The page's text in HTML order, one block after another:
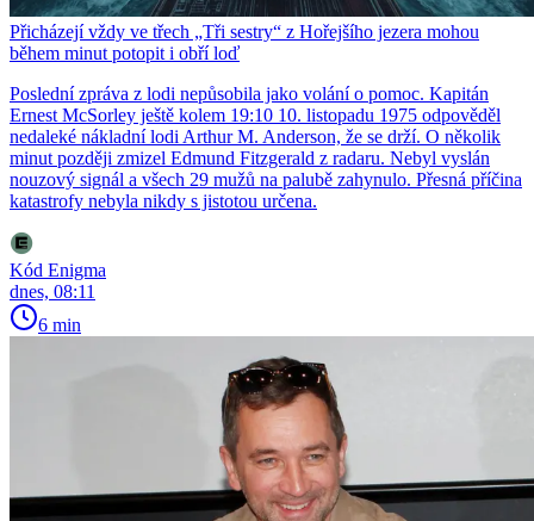
Přicházejí vždy ve třech „Tři sestry“ z Hořejšího jezera mohou
během minut potopit i obří loď
Poslední zpráva z lodi nepůsobila jako volání o pomoc. Kapitán
Ernest McSorley ještě kolem 19:10 10. listopadu 1975 odpověděl
nedaleké nákladní lodi Arthur M. Anderson, že se drží. O několik
minut později zmizel Edmund Fitzgerald z radaru. Nebyl vyslán
nouzový signál a všech 29 mužů na palubě zahynulo. Přesná příčina
katastrofy nebyla nikdy s jistotou určena.
Kód Enigma
dnes, 08:11
6 min